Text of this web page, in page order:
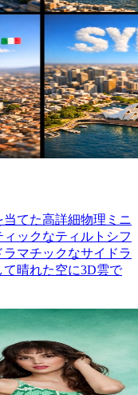
てた高詳細物理ミニ
ックなティルトシフ
マチックなサイドラ
晴れた空に3D雲で